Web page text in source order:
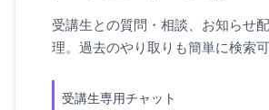
受講生との質問・相談、お知らせ
理。過去のやり取りも簡単に検索可
受講生専用チャット